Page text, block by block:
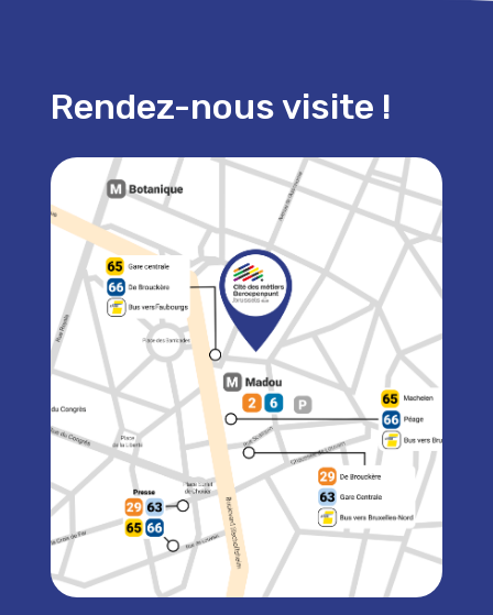
Rendez-nous visite !